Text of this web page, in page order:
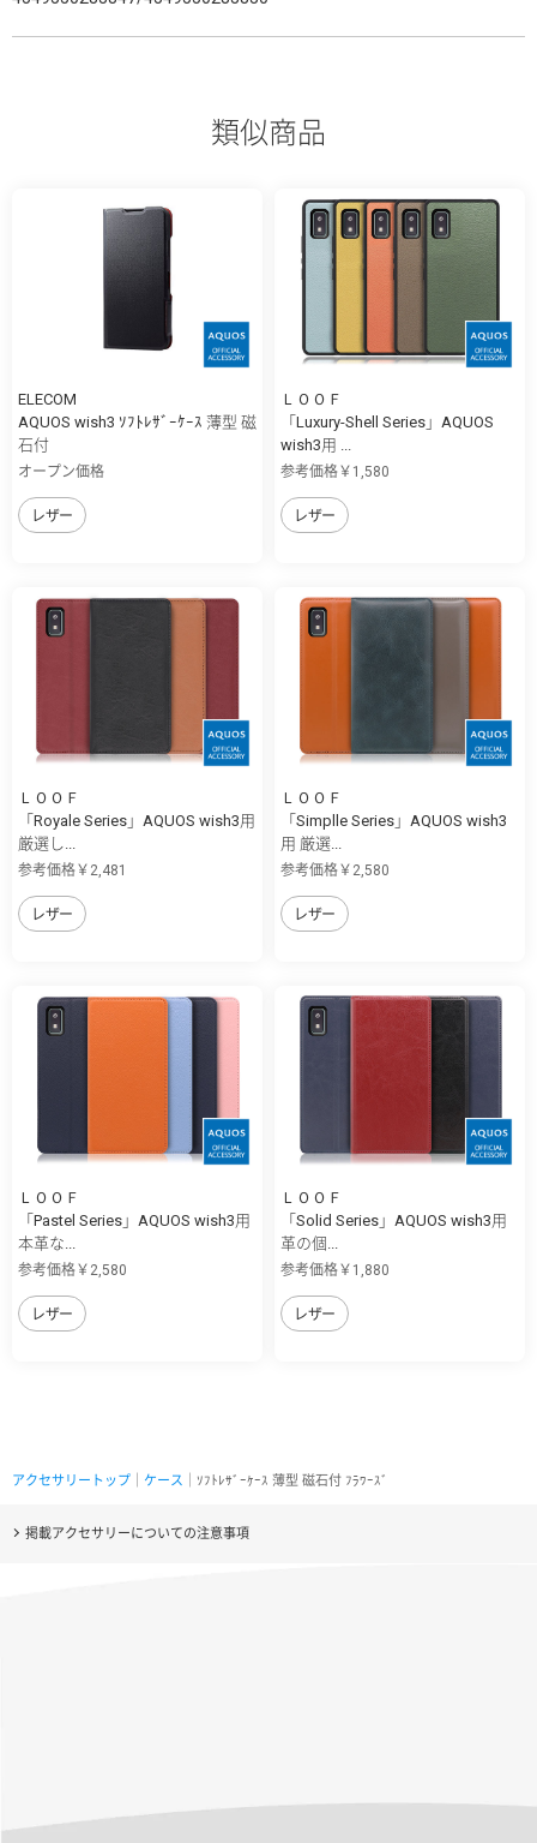
類似商品
ELECOM
AQUOS wish3 ｿﾌﾄﾚｻﾞｰｹｰｽ 薄型 磁
石付
オープン価格
レザー
ＬＯＯＦ
「Luxury-Shell Series」AQUOS
wish3用 ...
参考価格￥1,580
レザー
ＬＯＯＦ
「Royale Series」AQUOS wish3用
厳選し...
参考価格￥2,481
レザー
ＬＯＯＦ
「Simplle Series」AQUOS wish3
用 厳選...
参考価格￥2,580
レザー
ＬＯＯＦ
「Pastel Series」AQUOS wish3用
本革な...
参考価格￥2,580
レザー
ＬＯＯＦ
「Solid Series」AQUOS wish3用
革の個...
参考価格￥1,880
レザー
アクセサリートップ ケース ｜ｿﾌﾄﾚｻﾞｰｹｰｽ 薄型 磁石付 ﾌﾗﾜｰｽﾞ
掲載アクセサリーについての注意事項